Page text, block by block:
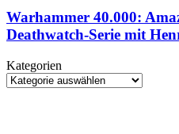
zu
Story,
und
Spielsystemen
Amazon
plant
animierte
Serie
mit
Warhammer 40.000:
Deathwatch-Serie mit
Kategorien
Kategorien